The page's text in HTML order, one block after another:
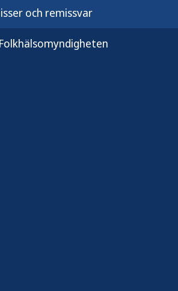
och remissvar
Blanketten i
Hälsodeklaration – Vaccination
Via länken finns även affischen att